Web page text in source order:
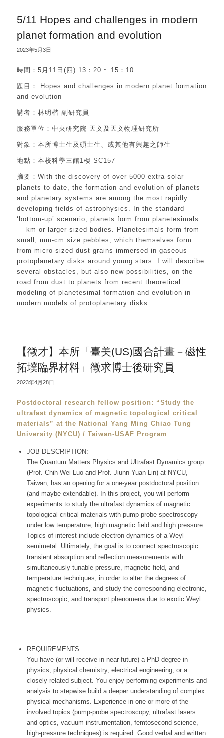
5/11 Hopes and challenges in modern
planet formation and evolution
2023年5月3日
時間：5月11日(四) 13：20 ~ 15：10
題目： Hopes and challenges in modern planet formation
and evolution
講者：林明楷 副研究員
服務單位：中央研究院 天文及天文物理研究所
對象：本所博士生及碩士生、或其他有興趣之師生
地點：本校科學三館1樓 SC157
摘要：With the discovery of over 5000 extra-solar
planets to date, the formation and evolution of planets
and planetary systems are among the most rapidly
developing fields of astrophysics. In the standard
‘bottom-up’ scenario, planets form from planetesimals
— km or larger-sized bodies. Planetesimals form from
small, mm-cm size pebbles, which themselves form
from micro-sized dust grains immersed in gaseous
protoplanetary disks around young stars. I will describe
several obstacles, but also new possibilities, on the
road from dust to planets from recent theoretical
modeling of planetesimal formation and evolution in
modern models of protoplanetary disks.
【徵才】本所「臺美(US)國合計畫－磁性
拓墣臨界材料」徵求博士後研究員
2023年4月28日
Postdoctoral research fellow position: “Study the
ultrafast dynamics of magnetic topological critical
materials” at the National Yang Ming Chiao Tung
University (NYCU) / Taiwan-USAF Program
JOB DESCRIPTION:
The Quantum Matters Physics and Ultrafast Dynamics group
(Prof. Chih-Wei Luo and Prof. Jiunn-Yuan Lin) at NYCU,
Taiwan, has an opening for a one-year postdoctoral position
(and maybe extendable). In this project, you will perform
experiments to study the ultrafast dynamics of magnetic
topological critical materials with pump-probe spectroscopy
under low temperature, high magnetic field and high pressure.
Topics of interest include electron dynamics of a Weyl
semimetal. Ultimately, the goal is to connect spectroscopic
transient absorption and reflection measurements with
simultaneously tunable pressure, magnetic field, and
temperature techniques, in order to alter the degrees of
magnetic fluctuations, and study the corresponding electronic,
spectroscopic, and transport phenomena due to exotic Weyl
physics.
REQUIREMENTS:
You have (or will receive in near future) a PhD degree in
physics, physical chemistry, electrical engineering, or a
closely related subject. You enjoy performing experiments and
analysis to stepwise build a deeper understanding of complex
physical mechanisms. Experience in one or more of the
involved topics (pump-probe spectroscopy, ultrafast lasers
and optics, vacuum instrumentation, femtosecond science,
high-pressure techniques) is required. Good verbal and written